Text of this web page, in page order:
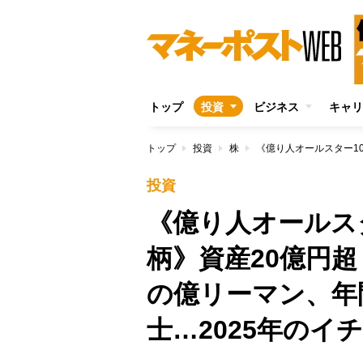
トップ 投資 ビジネス キャ
トップ 投資 株
投資
《億り人オール
柄》資産20億円
の億リーマン、
士…2025年のイチ